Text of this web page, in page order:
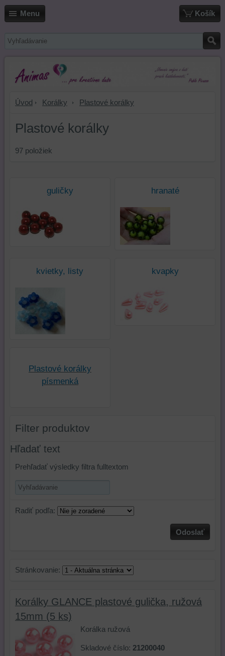
Menu Košík
Úvod Korálky Plastové korálky
Plastové korálky
97 položiek
guličky hranaté
kvietky, listy kvapky
Plastové korálky
písmenká
Filter produktov
Hľadať text
Prehľadať výsledky filtra fulltextom
Radiť podľa:
Odoslať
Stránkovanie:
Korálky GLANCE plastové gulička, ružová
15mm (5 ks)
Korálka ružová
Skladové číslo: 21200040